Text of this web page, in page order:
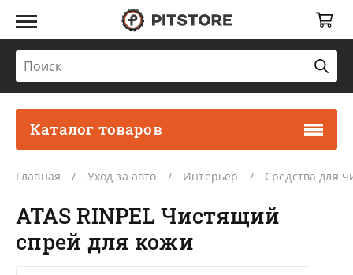
Каталог товаров
Главная Уход за авто Интерьер Средства для
ATAS RINPEL Чистящий
спрей для кожи